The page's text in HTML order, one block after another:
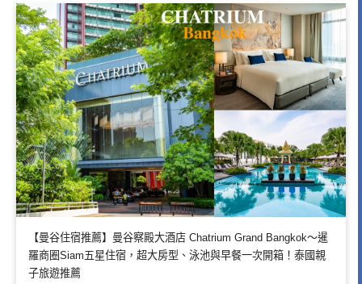
【曼谷住宿推薦】曼谷察殿大酒店 Chatrium Grand Bangkok～暹
羅商圈Siam五星住宿，超大房型、泳池與早餐一次開箱！泰國親
子旅遊推薦